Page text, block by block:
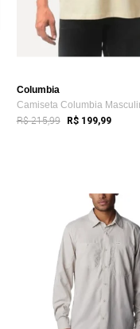
Columbia
R$ 215,99 R$ 199,99